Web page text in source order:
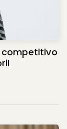
competitivo